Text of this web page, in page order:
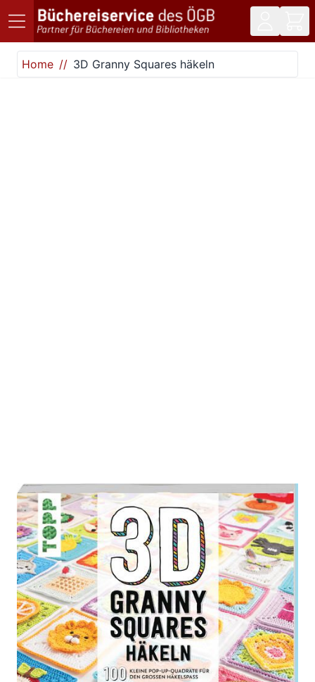
Direkt zum Inhalt
Home
3D Granny Squares häkeln
3D Granny Squares häkeln
Zur Wunschliste hinzufügen
100 kleine Pop-up-Quadrate für den großen
Häkelspaß
VonCaitie Moore Sharna Moore , Celine Semaan